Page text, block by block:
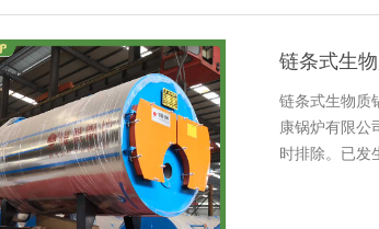
链条式生
链条式生物质
康锅炉有限公
时排除。已发